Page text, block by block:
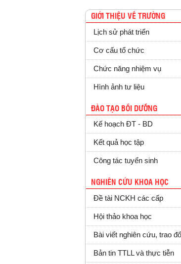
GIỚI THIỆU VỀ TRƯỜNG
Lịch sử phát triển
Cơ cấu tổ chức
Chức năng nhiệm vụ
Hình ảnh tư liệu
ĐÀO TẠO BỒI DƯỠNG
Kế hoạch ĐT - BD
Kết quả học tập
Công tác tuyển sinh
NGHIÊN CỨU KHOA HỌC
Đề tài NCKH các cấp
Hội thảo khoa học
Bài viết nghiên cứu, trao
Bản tin TTLL và thực tiễn